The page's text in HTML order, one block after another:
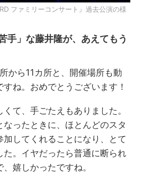
ファミリーコンサート』過去公演の様
手」な藤井隆が、あえてもう
から11カ所と、開催場所も動
すね。おめでとうございます！
て、手ごたえもありました。
なったときに、ほとんどのスタ
加してくれることになり、とて
た。イヤだったら普通に断られ
嬉しかったですね。